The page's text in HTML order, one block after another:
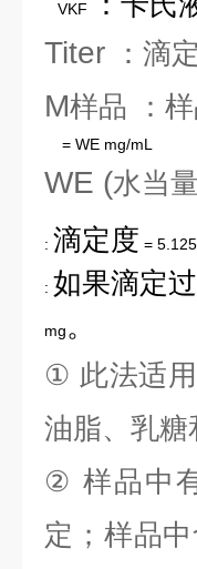
VKF
Titer ：滴
M样品 ：
= WE mg/mL
WE (水当量
: 滴定度 = 5.125
: 如果滴定
mg。
① 此法适
油脂、乳糖
② 样品中
定；样品